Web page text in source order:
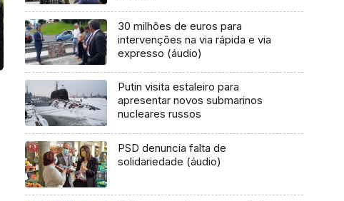
30 milhões de euros para
intervenções na via rápida e via
expresso (áudio)
Putin visita estaleiro para
apresentar novos submarinos
nucleares russos
PSD denuncia falta de
solidariedade (áudio)